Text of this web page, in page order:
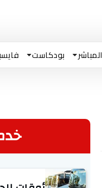
المباشر بودكاست